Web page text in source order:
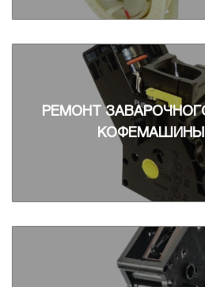
РЕМОНТ
КОФЕМАШИНЫ